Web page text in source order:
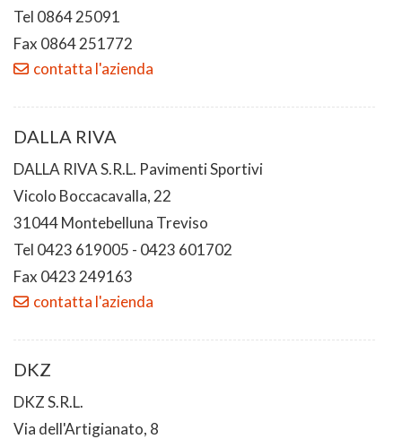
Tel 0864 25091
Fax 0864 251772
contatta l'azienda
DALLA RIVA
DALLA RIVA S.R.L. Pavimenti Sportivi
Vicolo Boccacavalla, 22
31044 Montebelluna Treviso
Tel 0423 619005 - 0423 601702
Fax 0423 249163
contatta l'azienda
DKZ
DKZ S.R.L.
Via dell'Artigianato, 8